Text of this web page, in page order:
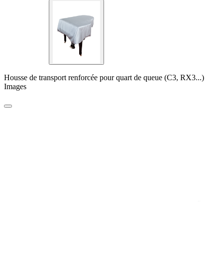
Housse de transport renforcée pour quart de queue (C3, RX3...)
Images